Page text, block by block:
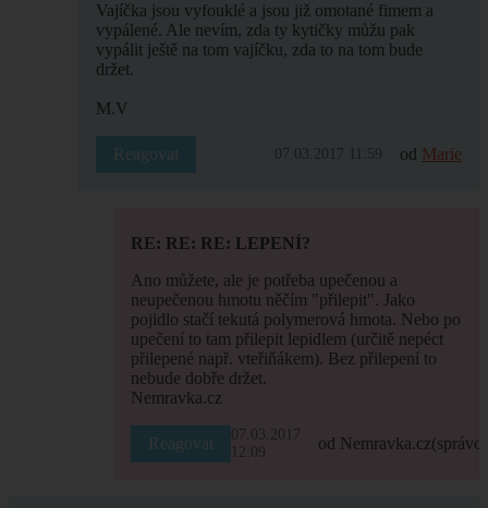
Vajíčka jsou vyfouklé a jsou již omotané fimem a
vypálené. Ale nevím, zda ty kytičky můžu pak
vypálit ještě na tom vajíčku, zda to na tom bude
držet.
M.V
Reagovat 07.03.2017 11:59 od Marie
RE: RE: RE: LEPENÍ?
Ano můžete, ale je potřeba upečenou a
neupečenou hmotu něčím "přilepit". Jako
pojidlo stačí tekutá polymerová hmota. Nebo po
upečení to tam přilepit lepidlem (určitě nepéct
přilepené např. vteřiňákem). Bez přilepení to
nebude dobře držet.
Nemravka.cz
Reagovat
07.03.2017
12:09
od Nemravka.cz